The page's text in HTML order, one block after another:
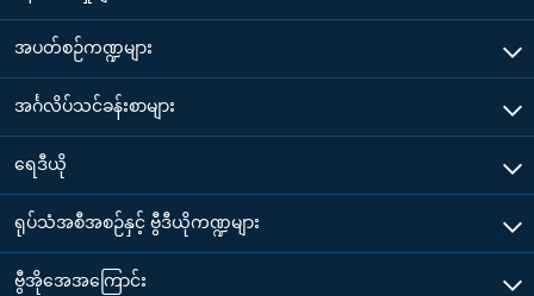
အပတ်စဉ်ကဏ္ဍများ
အင်္ဂလိပ်သင်ခန်းစာများ
ရေဒီယို
ရုပ်သံအစီအစဉ်နှင့် ဗွီဒီယိုကဏ္ဍများ
ဗွီအိုအေအကြောင်း